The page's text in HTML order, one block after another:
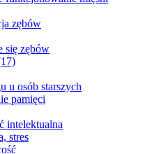
zębów
się zębów
u osób starszych
pamięci
intelektualna
stres